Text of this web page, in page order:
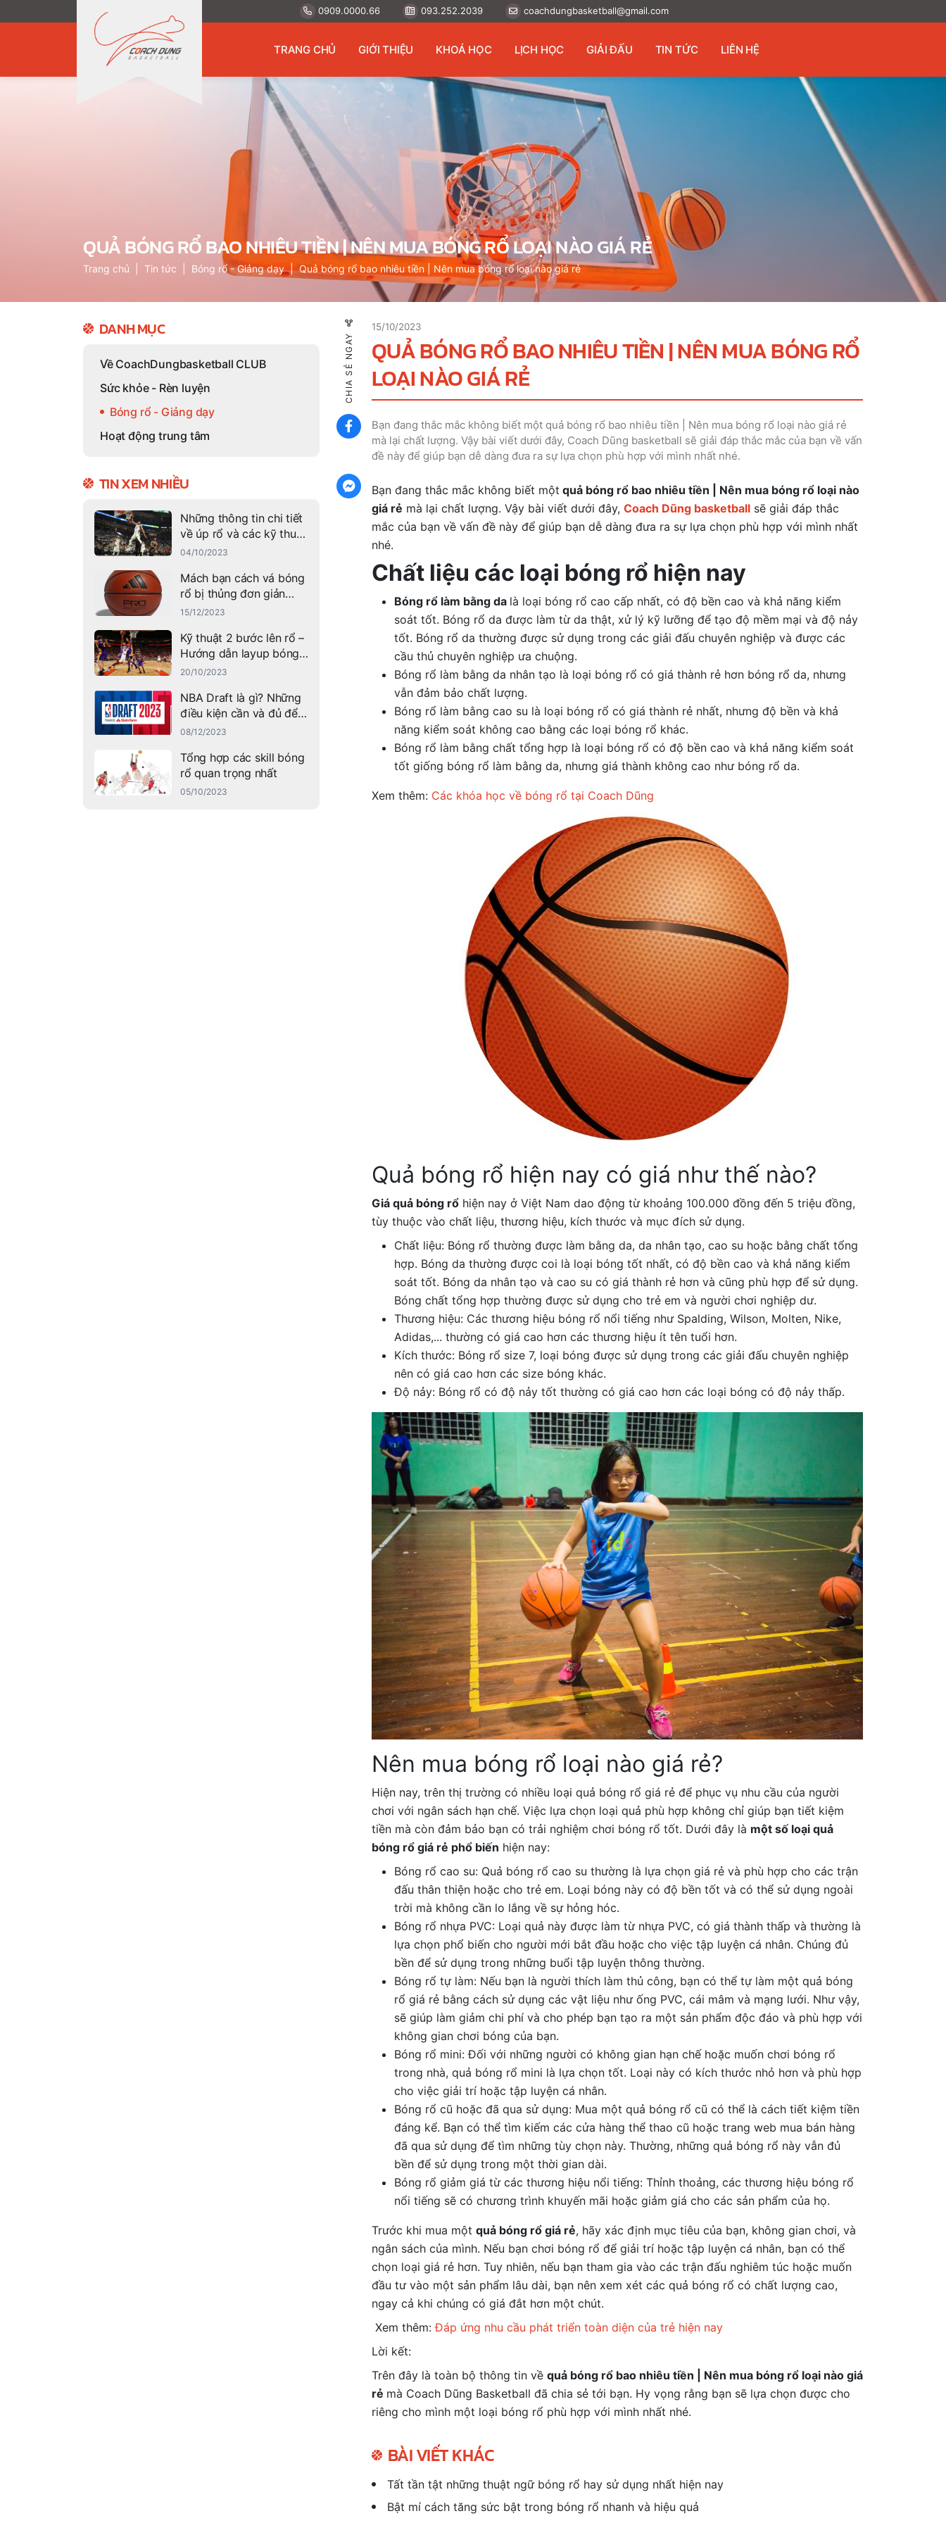
0909.0000.66 093.252.2039 coachdungbasketball@gmail.com
TRANG CHỦ GIỚI THIỆU KHOÁ HỌC LỊCH HỌC GIẢI ĐẤU TIN TỨC LIÊN HỆ
QUẢ BÓNG RỔ BAO NHIÊU TIỀN | NÊN MUA BÓNG RỔ LOẠI NÀO GIÁ RẺ
Trang chủ Tin tức Bóng rổ - Giảng dạy Quả bóng rổ bao nhiêu tiền | Nên mua bóng rổ loại nào giá rẻ
15/10/2023
QUẢ BÓNG RỔ BAO NHIÊU TIỀN | NÊN MUA BÓNG RỔ
LOẠI NÀO GIÁ RẺ
Bạn đang thắc mắc không biết một quả bóng rổ bao nhiêu tiền | Nên mua bóng rổ loại nào giá rẻ
mà lại chất lượng. Vậy bài viết dưới đây, Coach Dũng basketball sẽ giải đáp thắc mắc của bạn về vấn
đề này để giúp bạn dễ dàng đưa ra sự lựa chọn phù hợp với mình nhất nhé.
Bạn đang thắc mắc không biết một quả bóng rổ bao nhiêu tiền | Nên mua bóng rổ loại nào
giá rẻ mà lại chất lượng. Vậy bài viết dưới đây, Coach Dũng basketball sẽ giải đáp thắc
mắc của bạn về vấn đề này để giúp bạn dễ dàng đưa ra sự lựa chọn phù hợp với mình nhất
nhé.
Chất liệu các loại bóng rổ hiện nay
Bóng rổ làm bằng da là loại bóng rổ cao cấp nhất, có độ bền cao và khả năng kiểm
soát tốt. Bóng rổ da được làm từ da thật, xử lý kỹ lưỡng để tạo độ mềm mại và độ nảy
tốt. Bóng rổ da thường được sử dụng trong các giải đấu chuyên nghiệp và được các
cầu thủ chuyên nghiệp ưa chuộng.
Bóng rổ làm bằng da nhân tạo là loại bóng rổ có giá thành rẻ hơn bóng rổ da, nhưng
vẫn đảm bảo chất lượng.
Bóng rổ làm bằng cao su là loại bóng rổ có giá thành rẻ nhất, nhưng độ bền và khả
năng kiểm soát không cao bằng các loại bóng rổ khác.
Bóng rổ làm bằng chất tổng hợp là loại bóng rổ có độ bền cao và khả năng kiểm soát
tốt giống bóng rổ làm bằng da, nhưng giá thành không cao như bóng rổ da.
Xem thêm: Các khóa học về bóng rổ tại Coach Dũng
Quả bóng rổ hiện nay có giá như thế nào?
Giá quả bóng rổ hiện nay ở Việt Nam dao động từ khoảng 100.000 đồng đến 5 triệu đồng,
tùy thuộc vào chất liệu, thương hiệu, kích thước và mục đích sử dụng.
Chất liệu: Bóng rổ thường được làm bằng da, da nhân tạo, cao su hoặc bằng chất tổng
hợp. Bóng da thường được coi là loại bóng tốt nhất, có độ bền cao và khả năng kiểm
soát tốt. Bóng da nhân tạo và cao su có giá thành rẻ hơn và cũng phù hợp để sử dụng.
Bóng chất tổng hợp thường được sử dụng cho trẻ em và người chơi nghiệp dư.
Thương hiệu: Các thương hiệu bóng rổ nổi tiếng như Spalding, Wilson, Molten, Nike,
Adidas,... thường có giá cao hơn các thương hiệu ít tên tuổi hơn.
Kích thước: Bóng rổ size 7, loại bóng được sử dụng trong các giải đấu chuyên nghiệp
nên có giá cao hơn các size bóng khác.
Độ nảy: Bóng rổ có độ nảy tốt thường có giá cao hơn các loại bóng có độ nảy thấp.
Nên mua bóng rổ loại nào giá rẻ?
Hiện nay, trên thị trường có nhiều loại quả bóng rổ giá rẻ để phục vụ nhu cầu của người
chơi với ngân sách hạn chế. Việc lựa chọn loại quả phù hợp không chỉ giúp bạn tiết kiệm
tiền mà còn đảm bảo bạn có trải nghiệm chơi bóng rổ tốt. Dưới đây là một số loại quả
bóng rổ giá rẻ phổ biến hiện nay:
Bóng rổ cao su: Quả bóng rổ cao su thường là lựa chọn giá rẻ và phù hợp cho các trận
đấu thân thiện hoặc cho trẻ em. Loại bóng này có độ bền tốt và có thể sử dụng ngoài
trời mà không cần lo lắng về sự hỏng hóc.
Bóng rổ nhựa PVC: Loại quả này được làm từ nhựa PVC, có giá thành thấp và thường là
lựa chọn phổ biến cho người mới bắt đầu hoặc cho việc tập luyện cá nhân. Chúng đủ
bền để sử dụng trong những buổi tập luyện thông thường.
Bóng rổ tự làm: Nếu bạn là người thích làm thủ công, bạn có thể tự làm một quả bóng
rổ giá rẻ bằng cách sử dụng các vật liệu như ống PVC, cái mâm và mạng lưới. Như vậy,
sẽ giúp làm giảm chi phí và cho phép bạn tạo ra một sản phẩm độc đáo và phù hợp với
không gian chơi bóng của bạn.
Bóng rổ mini: Đối với những người có không gian hạn chế hoặc muốn chơi bóng rổ
trong nhà, quả bóng rổ mini là lựa chọn tốt. Loại này có kích thước nhỏ hơn và phù hợp
cho việc giải trí hoặc tập luyện cá nhân.
Bóng rổ cũ hoặc đã qua sử dụng: Mua một quả bóng rổ cũ có thể là cách tiết kiệm tiền
đáng kể. Bạn có thể tìm kiếm các cửa hàng thể thao cũ hoặc trang web mua bán hàng
đã qua sử dụng để tìm những tùy chọn này. Thường, những quả bóng rổ này vẫn đủ
bền để sử dụng trong một thời gian dài.
Bóng rổ giảm giá từ các thương hiệu nổi tiếng: Thỉnh thoảng, các thương hiệu bóng rổ
nổi tiếng sẽ có chương trình khuyến mãi hoặc giảm giá cho các sản phẩm của họ.
Trước khi mua một quả bóng rổ giá rẻ, hãy xác định mục tiêu của bạn, không gian chơi, và
ngân sách của mình. Nếu bạn chơi bóng rổ để giải trí hoặc tập luyện cá nhân, bạn có thể
chọn loại giá rẻ hơn. Tuy nhiên, nếu bạn tham gia vào các trận đấu nghiêm túc hoặc muốn
đầu tư vào một sản phẩm lâu dài, bạn nên xem xét các quả bóng rổ có chất lượng cao,
ngay cả khi chúng có giá đắt hơn một chút.
Xem thêm:Đáp ứng nhu cầu phát triển toàn diện của trẻ hiện nay
Lời kết:
Trên đây là toàn bộ thông tin về quả bóng rổ bao nhiêu tiền | Nên mua bóng rổ loại nào giá
rẻ mà Coach Dũng Basketball đã chia sẻ tới bạn. Hy vọng rằng bạn sẽ lựa chọn được cho
riêng cho mình một loại bóng rổ phù hợp với mình nhất nhé.
CHIA SẺ NGAY
BÀI VIẾT KHÁC
Tất tần tật những thuật ngữ bóng rổ hay sử dụng nhất hiện nay
Bật mí cách tăng sức bật trong bóng rổ nhanh và hiệu quả
DANH MỤC
Về CoachDungbasketball CLUB
Sức khỏe - Rèn luyện
Bóng rổ - Giảng dạy
Hoạt động trung tâm
TIN XEM NHIỀU
Những thông tin chi tiết
về úp rổ và các kỹ thuật
úp rổ thành công
04/10/2023
Mách bạn cách vá bóng
rổ bị thủng đơn giản
nhất
15/12/2023
Kỹ thuật 2 bước lên rổ –
Hướng dẫn layup bóng
rổ thành công
20/10/2023
NBA Draft là gì? Những
điều kiện cần và đủ để
tham gia NBA Draft ra
08/12/2023
Tổng hợp các skill bóng
rổ quan trọng nhất
05/10/2023